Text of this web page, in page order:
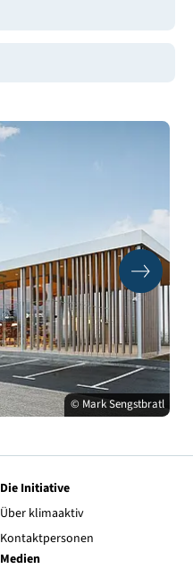
© Mark Sengstbratl
Die Initiative
Über klimaaktiv
Kontaktpersonen
Medien